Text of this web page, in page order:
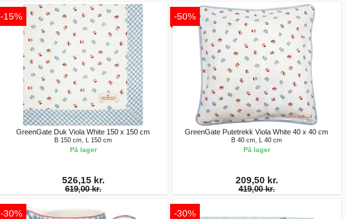
-15%
GreenGate Duk Viola White 150 x 150 cm
B 150 cm, L 150 cm
På lager
526,15 kr.
619,00 kr.
-50%
GreenGate Putetrekk Viola White 40 x 40 cm
B 40 cm, L 40 cm
På lager
209,50 kr.
419,00 kr.
-30% -30%